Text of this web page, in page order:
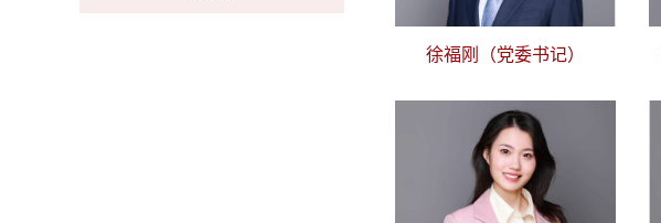
徐福刚（党委书记）